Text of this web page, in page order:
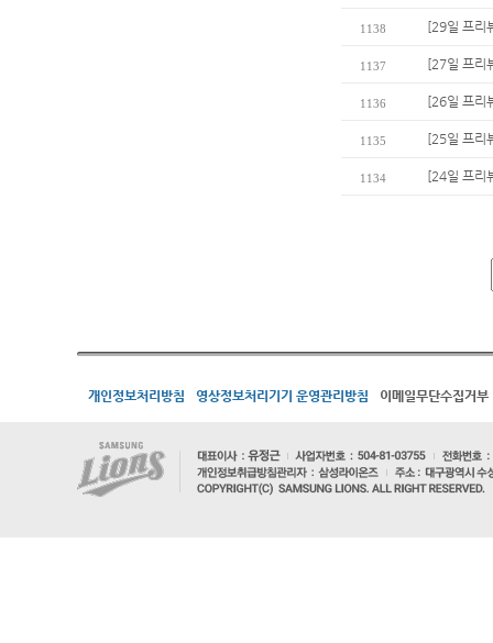
1138 [29일 프리
1137 [27일 프리
1136 [26일 프리
1135 [25일 프리
1134 [24일 프리
개인정보처리방침 영상정보처리기기 운영관리방침 이메일무단수집거부